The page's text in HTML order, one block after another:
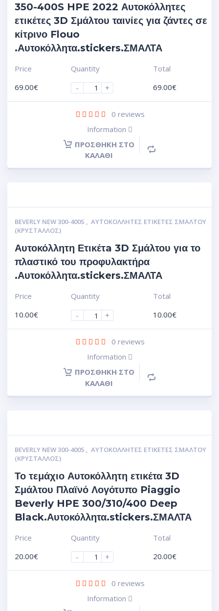
350-400S HPE 2022 Αυτοκόλλητες
ετικέτες 3D Σμάλτου ταινίες για ζάντες σε
κίτρινο Flouo
.Αυτοκόλλητα.stickers.ΣΜΑΛΤΑ
Price
69.00€
Quantity
-
+
Total
69.00€
0 reviews
Information
ΠΡΟΣΘΉΚΗ ΣΤΟ
ΚΑΛΆΘΙ
BEVERLY NEW 300-400S , ΑΥΤΟΚΌΛΛΗΤΕΣ ΕΤΙΚΈΤΕΣ ΣΜΆΛΤΟΥ
(ΚΡΥΣΤΑΛΛΟΣ)
Αυτοκόλλητη Ετικέτa 3D Σμάλτου για το
πλαστικό του προφυλακτήρα
.Αυτοκόλλητα.stickers.ΣΜΑΛΤΑ
Price
10.00€
Quantity
-
+
Total
10.00€
0 reviews
Information
ΠΡΟΣΘΉΚΗ ΣΤΟ
ΚΑΛΆΘΙ
BEVERLY NEW 300-400S , ΑΥΤΟΚΌΛΛΗΤΕΣ ΕΤΙΚΈΤΕΣ ΣΜΆΛΤΟΥ
(ΚΡΥΣΤΑΛΛΟΣ)
Το τεμάχιο Αυτοκόλλητη ετικέτα 3D
Σμάλτου Πλαϊνό Λογότυπο Piaggio
Beverly HPE 300/310/400 Deep
Black.Αυτοκόλλητα.stickers.ΣΜΑΛΤΑ
Price
20.00€
Quantity
-
+
Total
20.00€
0 reviews
Information